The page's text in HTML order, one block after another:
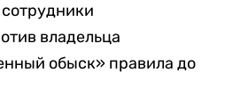
владельца
обыск» правила до